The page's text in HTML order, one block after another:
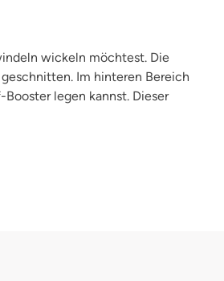
wickeln möchtest. Die
Im hinteren Bereich
legen kannst. Dieser